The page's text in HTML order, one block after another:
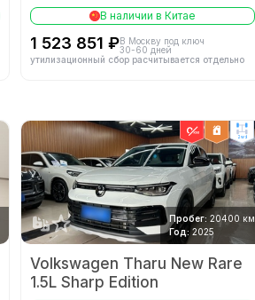
В наличии в Китае
1 523 851 ₽В Москву под ключ
30-60 дней
утилизационный сбор расчитывается отдельно
2wd
Пробег: 20400 км
Год: 2025
Volkswagen Tharu New Rare
1.5L Sharp Edition